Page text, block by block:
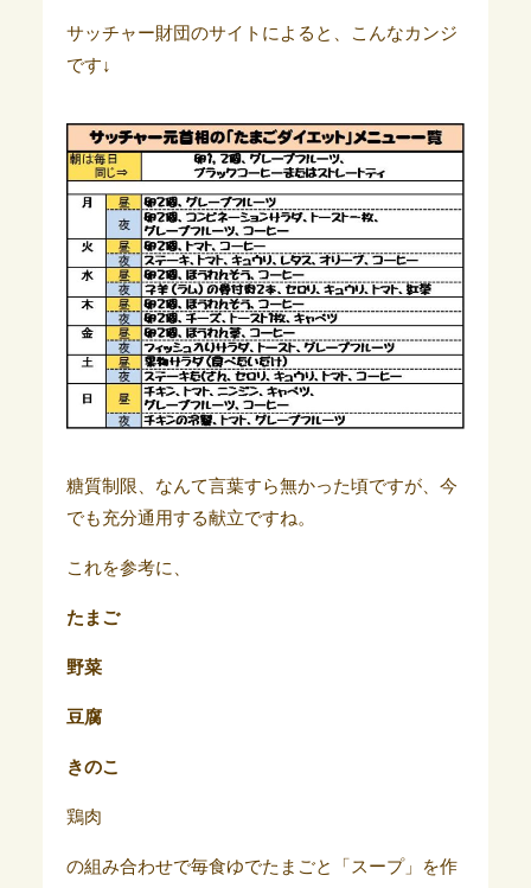
サッチャー財団のサイトによると、こんなカンジ
です↓
糖質制限、なんて言葉すら無かった頃ですが、今
でも充分通用する献立ですね。
これを参考に、
たまご
野菜
豆腐
きのこ
鶏肉
の組み合わせで毎食ゆでたまごと「スープ」を作